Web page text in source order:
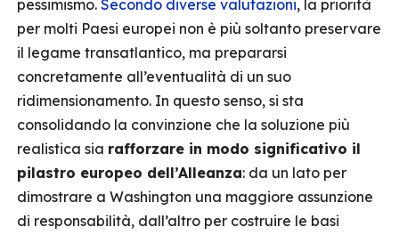
pessimismo. Secondo diverse valutazioni, la priorità
per molti Paesi europei non è più soltanto preservare
il legame transatlantico, ma prepararsi
concretamente all’eventualità di un suo
ridimensionamento. In questo senso, si sta
consolidando la convinzione che la soluzione più
realistica sia rafforzare in modo significativo il
pilastro europeo dell’Alleanza: da un lato per
dimostrare a Washington una maggiore assunzione
di responsabilità, dall’altro per costruire le basi